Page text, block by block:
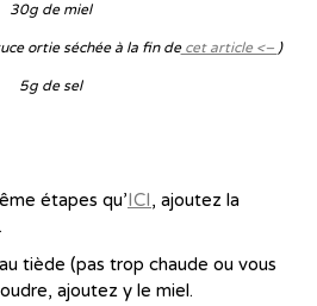
30g de miel
ortie séchée à la fin decet article <– )
5g de sel
étapes qu’ICI, ajoutez la
tiède (pas trop chaude ou vous
ajoutez y le miel.